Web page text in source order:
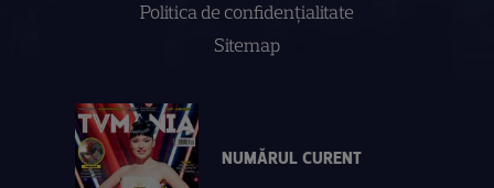
Politica de confidenţialitate
Sitemap
NUMĂRUL CURENT